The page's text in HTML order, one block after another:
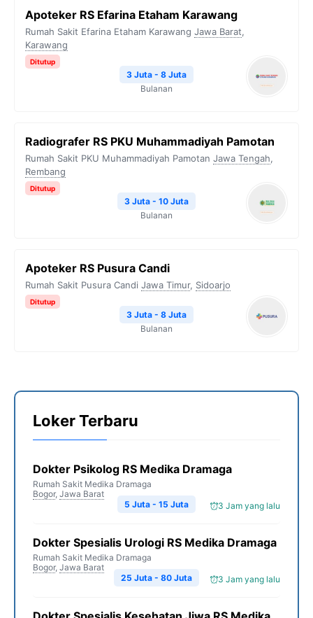
Apoteker RS Efarina Etaham Karawang
Rumah Sakit Efarina Etaham Karawang Jawa Barat,
Karawang
Ditutup
3 Juta - 8 Juta
Bulanan
Radiografer RS PKU Muhammadiyah Pamotan
Rumah Sakit PKU Muhammadiyah Pamotan Jawa Tengah,
Rembang
Ditutup
3 Juta - 10 Juta
Bulanan
Apoteker RS Pusura Candi
Rumah Sakit Pusura Candi Jawa Timur, Sidoarjo
Ditutup
3 Juta - 8 Juta
Bulanan
Loker Terbaru
Dokter Psikolog RS Medika Dramaga
Rumah Sakit Medika Dramaga
Bogor, Jawa Barat
3 Jam yang lalu
5 Juta - 15 Juta
Dokter Spesialis Urologi RS Medika Dramaga
Rumah Sakit Medika Dramaga
Bogor, Jawa Barat
3 Jam yang lalu
25 Juta - 80 Juta